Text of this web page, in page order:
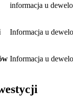
informacja u
Informacja u
Informacja u